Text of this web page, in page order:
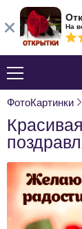
ФотоКартинки
На